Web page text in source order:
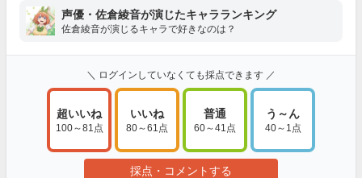
声優・佐倉綾音が演じたキャラランキング
佐倉綾音が演じるキャラで好きなのは？
＼ ログインしていなくても採点できます ／
超いいね
100～81点
いいね
80～61点
普通
60～41点
う～ん
40～1点
採点・コメントする